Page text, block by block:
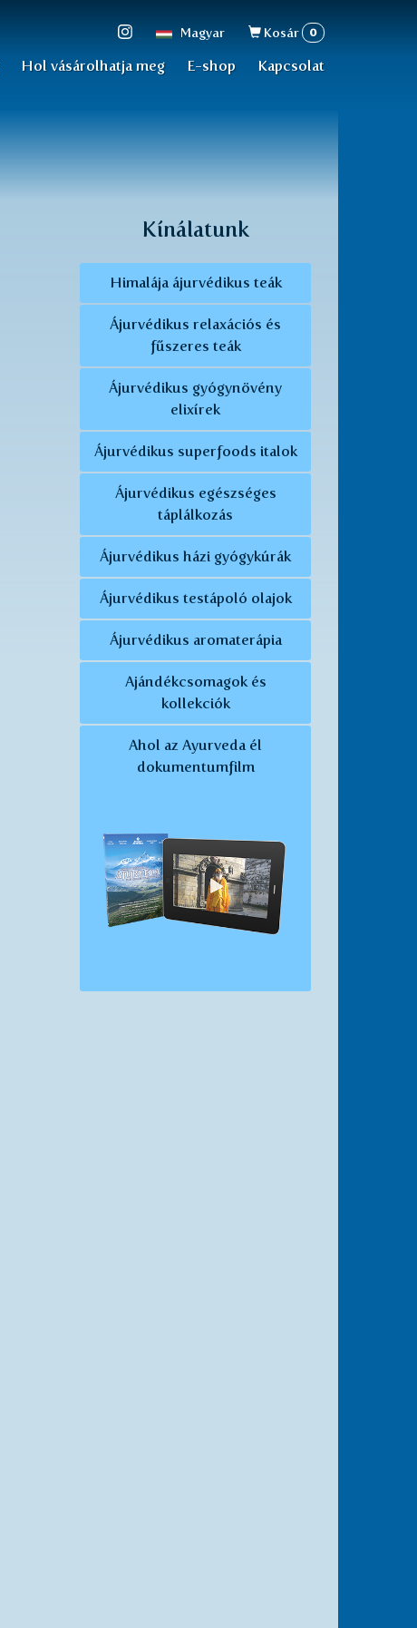
Magyar
Keresés
űrlap
Kosár 0
Hol vásárolhatja meg E-shop Kapcsolat
Kínálatunk
Himalája ájurvédikus teák
Ájurvédikus relaxációs és
fűszeres teák
Ájurvédikus gyógynövény
elixírek
Ájurvédikus superfoods italok
Ájurvédikus egészséges
táplálkozás
Ájurvédikus házi gyógykúrák
Ájurvédikus testápoló olajok
Ájurvédikus aromaterápia
Ajándékcsomagok és
kollekciók
Ahol az Ayurveda él
dokumentumfilm